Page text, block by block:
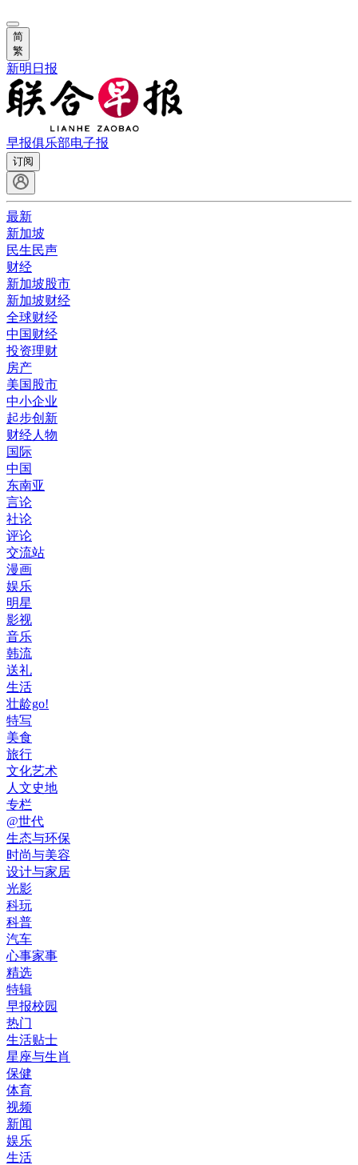
简
繁
新明日报
早报俱乐部电子报
订阅
最新
新加坡
民生民声
财经
新加坡股市
新加坡财经
全球财经
中国财经
投资理财
房产
美国股市
中小企业
起步创新
财经人物
国际
中国
东南亚
言论
社论
评论
交流站
漫画
娱乐
明星
影视
音乐
韩流
送礼
生活
壮龄go!
特写
美食
旅行
文化艺术
人文史地
专栏
@世代
生态与环保
时尚与美容
设计与家居
光影
科玩
科普
汽车
心事家事
精选
特辑
早报校园
热门
生活贴士
星座与生肖
保健
体育
视频
新闻
娱乐
生活